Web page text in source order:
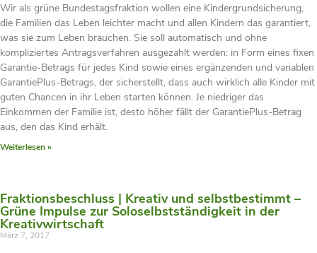
Wir als grüne Bundestagsfraktion wollen eine Kindergrundsicherung,
die Familien das Leben leichter macht und allen Kindern das garantiert,
was sie zum Leben brauchen. Sie soll automatisch und ohne
kompliziertes Antragsverfahren ausgezahlt werden: in Form eines fixen
Garantie-Betrags für jedes Kind sowie eines ergänzenden und variablen
GarantiePlus-Betrags, der sicherstellt, dass auch wirklich alle Kinder mit
guten Chancen in ihr Leben starten können. Je niedriger das
Einkommen der Familie ist, desto höher fällt der GarantiePlus-Betrag
aus, den das Kind erhält.
Weiterlesen »
Fraktionsbeschluss | Kreativ und selbstbestimmt –
Grüne Impulse zur Soloselbstständigkeit in der
Kreativwirtschaft
März 7, 2017